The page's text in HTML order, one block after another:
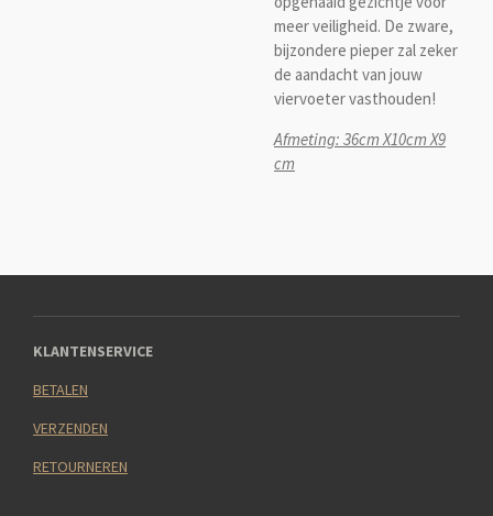
meer veiligheid. De zware,
bijzondere pieper zal zeker
de aandacht van jouw
viervoeter vasthouden!
Afmeting: 36cm X10cm X9
cm
KLANTENSERVICE
BETALEN
VERZENDEN
RETOURNEREN